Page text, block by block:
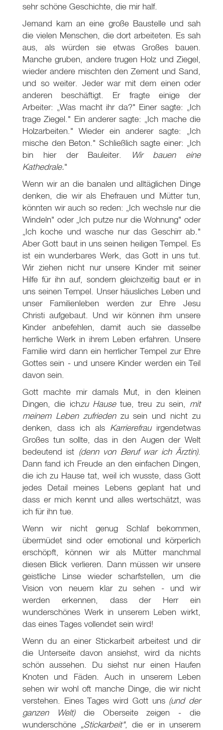
sehr schöne Geschichte, die mir half.
Jemand kam an eine große Baustelle und sah
die vielen Menschen, die dort arbeiteten. Es sah
aus, als würden sie etwas Großes bauen.
Manche gruben, andere trugen Holz und Ziegel,
wieder andere mischten den Zement und Sand,
und so weiter. Jeder war mit dem einen oder
anderen beschäftigt. Er fragte einige der
Arbeiter: „Was macht ihr da?" Einer sagte: „Ich
trage Ziegel." Ein anderer sagte: „Ich mache die
Holzarbeiten." Wieder ein anderer sagte: „Ich
mische den Beton." Schließlich sagte einer: „Ich
bin hier der Bauleiter.
Wir bauen eine
Kathedrale."
Wenn wir an die banalen und alltäglichen Dinge
denken, die wir als Ehefrauen und Mütter tun,
könnten wir auch so reden: „Ich wechsle nur die
Windeln" oder „Ich putze nur die Wohnung" oder
„Ich koche und wasche nur das Geschirr ab."
Aber Gott baut in uns seinen heiligen Tempel. Es
ist ein wunderbares Werk, das Gott in uns tut.
Wir ziehen nicht nur unsere Kinder mit seiner
Hilfe für ihn auf, sondern gleichzeitig baut er in
uns seinen Tempel. Unser häusliches Leben und
unser Familienleben werden zur Ehre Jesu
Christi aufgebaut. Und wir können ihm unsere
Kinder anbefehlen, damit auch sie dasselbe
herrliche Werk in ihrem Leben erfahren. Unsere
Familie wird dann ein herrlicher Tempel zur Ehre
Gottes sein - und unsere Kinder werden ein Teil
davon sein.
Gott machte mir damals Mut, in den kleinen
Dingen, die ichzu Hause tue, treu zu sein, mit
meinem Leben zufrieden zu sein und nicht zu
denken, dass ich als Karrierefrau irgendetwas
Großes tun sollte, das in den Augen der Welt
bedeutend ist (denn von Beruf war ich Ärztin).
Dann fand ich Freude an den einfachen Dingen,
die ich zu Hause tat, weil ich wusste, dass Gott
jedes Detail meines Lebens geplant hat und
dass er mich kennt und alles wertschätzt, was
ich für ihn tue.
Wenn wir nicht genug Schlaf bekommen,
übermüdet sind oder emotional und körperlich
erschöpft, können wir als Mütter manchmal
diesen Blick verlieren. Dann müssen wir unsere
geistliche Linse wieder scharfstellen, um die
Vision von neuem klar zu sehen - und wir
werden erkennen, dass der Herr ein
wunderschönes Werk in unserem Leben wirkt,
das eines Tages vollendet sein wird!
Wenn du an einer Stickarbeit arbeitest und dir
die Unterseite davon ansiehst, wird da nichts
schön aussehen. Du siehst nur einen Haufen
Knoten und Fäden. Auch in unserem Leben
sehen wir wohl oft manche Dinge, die wir nicht
verstehen. Eines Tages wird Gott uns (und der
ganzen Welt)die Oberseite zeigen - die
wunderschöne „Stickarbeit", die er in unserem